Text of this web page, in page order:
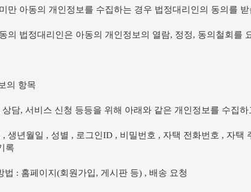
만 아동의 개인정보를 수집하는 경우 법정대리인의 동의를 받
의 법정대리인은 아동의 개인정보의 열람, 정정, 동의철회
의 항목
담, 서비스 신청 등등을 위해 아래와 같은 개인정보를 수집하
, 생년월일 , 성별 , 로그인ID , 비밀번호 , 자택 전화번호 , 자
록
법 : 홈페이지(회원가입, 게시판 등) , 배송 요청